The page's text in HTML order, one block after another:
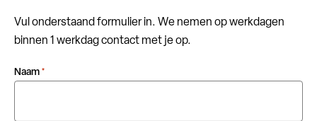
Vul onderstaand formulier in. We nemen op werkdagen
binnen 1 werkdag contact met je op.
Naam *